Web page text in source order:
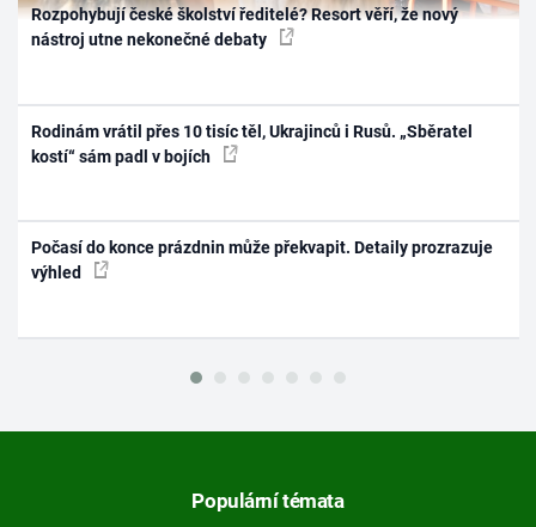
Rozpohybují české školství ředitelé? Resort věří, že nový
nástroj utne nekonečné debaty
Rodinám vrátil přes 10 tisíc těl, Ukrajinců i Rusů. „Sběratel
kostí“ sám padl v bojích
Počasí do konce prázdnin může překvapit. Detaily prozrazuje
výhled
Populární témata